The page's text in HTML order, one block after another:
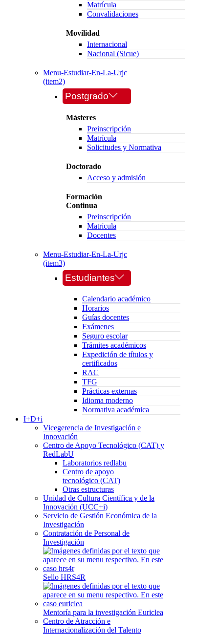
Matrícula
Convalidaciones
Movilidad
Internacional
Nacional (Sicue)
Menu-Estudiar-En-La-Urjc
(item2)
Postgrado
Másteres
Preinscripción
Matrícula
Solicitudes y Normativa
Doctorado
Acceso y admisión
Formación
Continua
Preinscripción
Matrícula
Docentes
Menu-Estudiar-En-La-Urjc
(item3)
Estudiantes
Calendario académico
Horarios
Guías docentes
Exámenes
Seguro escolar
Trámites académicos
Expedición de títulos y
certificados
RAC
TFG
Prácticas externas
Idioma moderno
Normativa académica
I+D+i
Vicegerencia de Investigación e
Innovación
Centro de Apoyo Tecnológico (CAT) y
RedLabU
Laboratorios redlabu
Centro de apoyo
tecnológico (CAT)
Otras estructuras
Unidad de Cultura Científica y de la
Innovación (UCC+i)
Servicio de Gestión Económica de la
Investigación
Contratación de Personal de
Investigación
Sello HRS4R
Mentoría para la investigación Euriclea
Centro de Atracción e
Internacionalización del Talento